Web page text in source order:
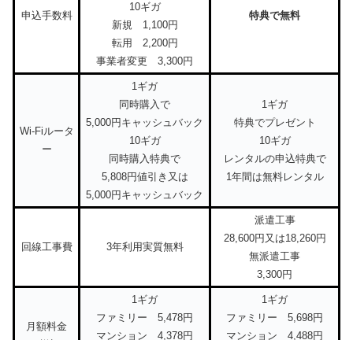
申込手数料
10ギガ
新規 1,100円
転用 2,200円
事業者変更 3,300円
特典で無料
Wi-Fiルータ
ー
1ギガ
同時購入で
5,000円キャッシュバック
10ギガ
同時購入特典で
5,808円値引き又は
5,000円キャッシュバック
1ギガ
特典でプレゼント
10ギガ
レンタルの申込特典で
1年間は無料レンタル
回線工事費 3年利用実質無料
派遣工事
28,600円又は18,260円
無派遣工事
3,300円
月額料金
1ギガ
ファミリー 5,478円
マンション 4,378円
1ギガ
ファミリー 5,698円
マンション 4,488円